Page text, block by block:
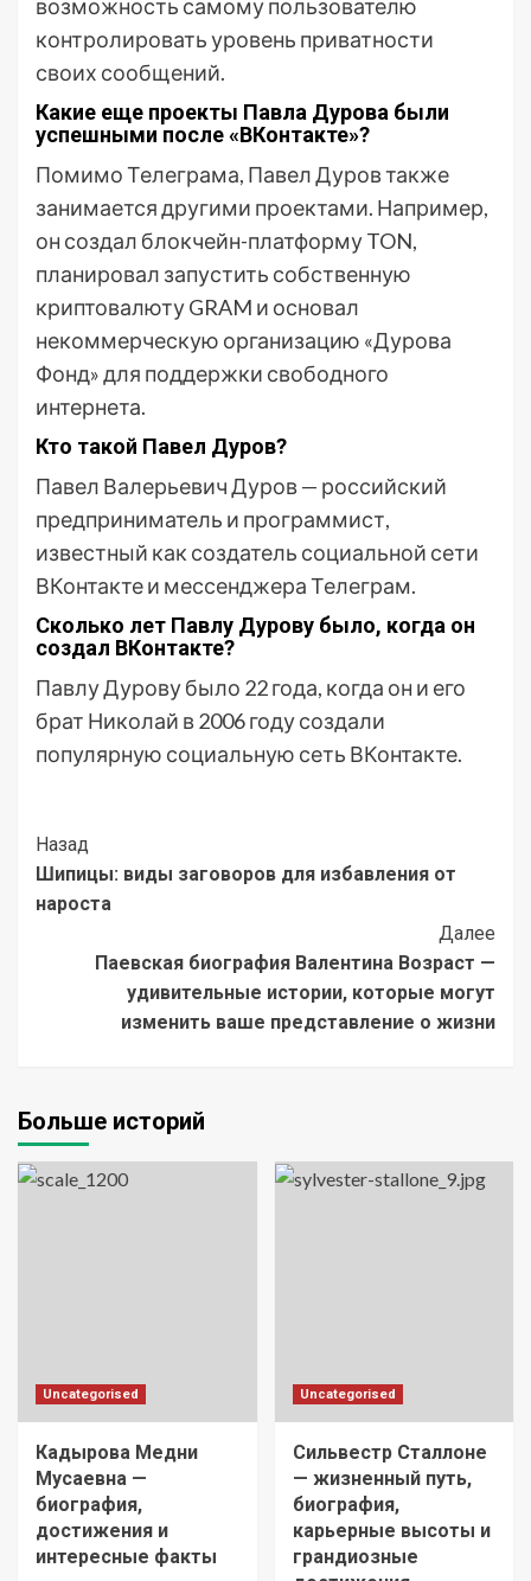
возможность самому пользователю
контролировать уровень приватности
своих сообщений.
Какие еще проекты Павла Дурова были
успешными после «ВКонтакте»?
Помимо Телеграма, Павел Дуров также
занимается другими проектами. Например,
он создал блокчейн-платформу TON,
планировал запустить собственную
криптовалюту GRAM и основал
некоммерческую организацию «Дурова
Фонд» для поддержки свободного
интернета.
Кто такой Павел Дуров?
Павел Валерьевич Дуров — российский
предприниматель и программист,
известный как создатель социальной сети
ВКонтакте и мессенджера Телеграм.
Сколько лет Павлу Дурову было, когда он
создал ВКонтакте?
Павлу Дурову было 22 года, когда он и его
брат Николай в 2006 году создали
популярную социальную сеть ВКонтакте.
Post
Navigation
Назад
Шипицы: виды заговоров для избавления от
нароста
Далее
Паевская биография Валентина Возраст —
удивительные истории, которые могут
изменить ваше представление о жизни
Больше историй
Uncategorised
Кадырова Медни
Мусаевна —
биография,
достижения и
интересные факты
Uncategorised
Сильвестр Сталлоне
— жизненный путь,
биография,
карьерные высоты и
грандиозные